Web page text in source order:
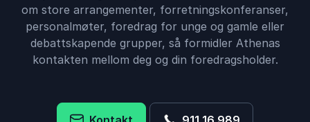
om store arrangementer, forretningskonferanser,
personalmøter, foredrag for unge og gamle eller
debattskapende grupper, så formidler Athenas
kontakten mellom deg og din foredragsholder.